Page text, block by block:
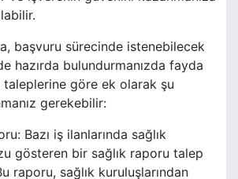
başvuru sürecinde istenebilecek
hazırda bulundurmanızda fayda
taleplerine göre ek olarak şu
gerekebilir:
Bazı iş ilanlarında sağlık
gösteren bir sağlık raporu talep
raporu, sağlık kuruluşlarından